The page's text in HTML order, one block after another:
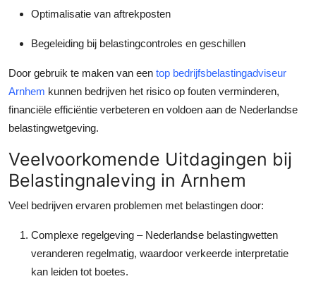
Optimalisatie van aftrekposten
Begeleiding bij belastingcontroles en geschillen
Door gebruik te maken van een top bedrijfsbelastingadviseur
Arnhem kunnen bedrijven het risico op fouten verminderen,
financiële efficiëntie verbeteren en voldoen aan de Nederlandse
belastingwetgeving.
Veelvoorkomende Uitdagingen bij
Belastingnaleving in Arnhem
Veel bedrijven ervaren problemen met belastingen door:
Complexe regelgeving – Nederlandse belastingwetten
veranderen regelmatig, waardoor verkeerde interpretatie
kan leiden tot boetes.